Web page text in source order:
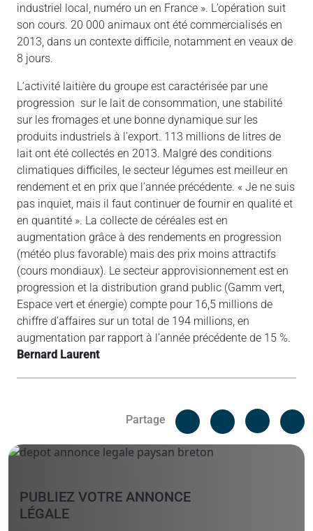
industriel local, numéro un en France ». L’opération suit
son cours. 20 000 animaux ont été commercialisés en
2013, dans un contexte difficile, notamment en veaux de
8 jours.
L’activité laitière du groupe est caractérisée par une
progression sur le lait de consommation, une stabilité
sur les fromages et une bonne dynamique sur les
produits industriels à l’export. 113 millions de litres de
lait ont été collectés en 2013. Malgré des conditions
climatiques difficiles, le secteur légumes est meilleur en
rendement et en prix que l’année précédente. « Je ne suis
pas inquiet, mais il faut continuer de fournir en qualité et
en quantité ». La collecte de céréales est en
augmentation grâce à des rendements en progression
(météo plus favorable) mais des prix moins attractifs
(cours mondiaux). Le secteur approvisionnement est en
progression et la distribution grand public (Gamm vert,
Espace vert et énergie) compte pour 16,5 millions de
chiffre d’affaires sur un total de 194 millions, en
augmentation par rapport à l’année précédente de 15 %.
Bernard Laurent
Partage
Facebook
Linked
PUBLIEZ VOTRE ANNONCE
LÉGALE